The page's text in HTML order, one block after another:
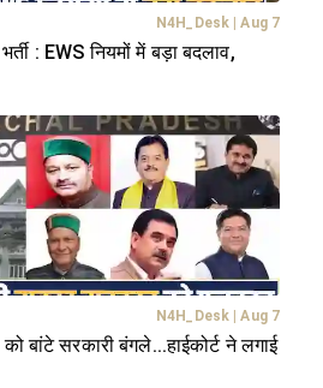
N4H_Desk Aug 7
: EWS नियमों में बड़ा बदलाव,
N4H_Desk Aug 7
बांटे सरकारी बंगले...हाईकोर्ट ने लगाई